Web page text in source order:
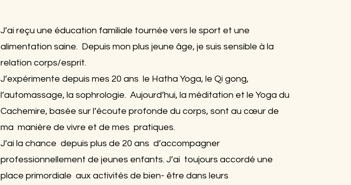
J’ai reçu une éducation familiale tournée vers le sport et une
alimentation saine. Depuis mon plus jeune âge, je suis sensible à la
relation corps/esprit.
J’expérimente depuis mes 20 ans le Hatha Yoga, le Qi gong,
l’automassage, la sophrologie. Aujourd’hui, la méditation et le Yoga du
Cachemire, basée sur l’écoute profonde du corps, sont au cœur de
ma manière de vivre et de mes pratiques.
J’ai la chance depuis plus de 20 ans d’accompagner
professionnellement de jeunes enfants. J’ai toujours accordé une
place primordiale aux activités de bien- être dans leurs